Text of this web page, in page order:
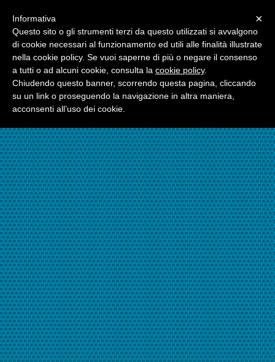
☎324.7403485
×
Informativa
Questo sito o gli strumenti terzi da questo utilizzati si avvalgono
di cookie necessari al funzionamento ed utili alle finalità illustrate
nella cookie policy. Se vuoi saperne di più o negare il consenso
a tutti o ad alcuni cookie, consulta la cookie policy.
Chiudendo questo banner, scorrendo questa pagina, cliccando
su un link o proseguendo la navigazione in altra maniera,
acconsenti all’uso dei cookie.